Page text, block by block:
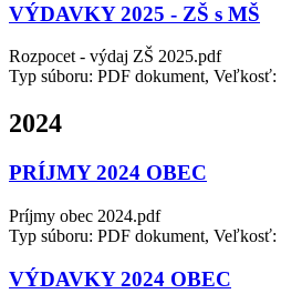
VÝDAVKY 2025 - ZŠ s MŠ
Rozpocet - výdaj ZŠ 2025.pdf
Typ súboru: PDF dokument, Veľkosť:
2024
PRÍJMY 2024 OBEC
Príjmy obec 2024.pdf
Typ súboru: PDF dokument, Veľkosť:
VÝDAVKY 2024 OBEC